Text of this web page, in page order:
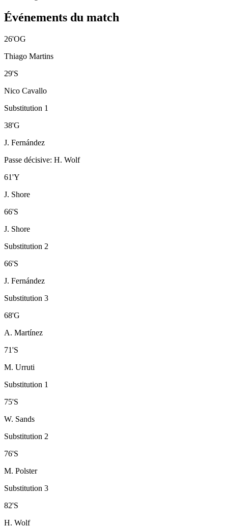
Événements du match
26'OG
Thiago Martins
29'S
Nico Cavallo
Substitution 1
38'G
J. Fernández
Passe décisive: H. Wolf
61'Y
J. Shore
66'S
J. Shore
Substitution 2
66'S
J. Fernández
Substitution 3
68'G
A. Martínez
71'S
M. Urruti
Substitution 1
75'S
W. Sands
Substitution 2
76'S
M. Polster
Substitution 3
82'S
H. Wolf